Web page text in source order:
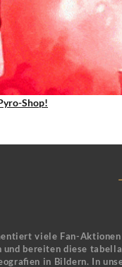
Shop!
viele Fan-
bereiten diese
in Bildern. In